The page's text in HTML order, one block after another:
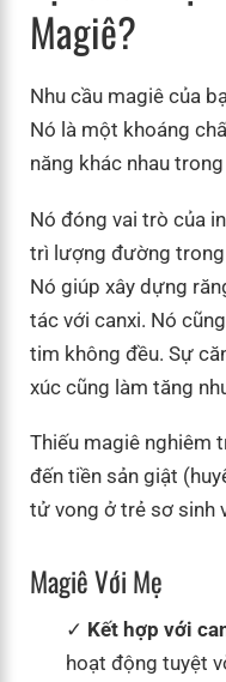
Magiê?
Nhu cầu magiê của
Nó là một khoáng
năng khác nhau
Nó đóng vai trò của
trì lượng đường
Nó giúp xây dựng
tác với canxi. Nó
tim không đều. Sự
xúc cũng làm tăng
Thiếu magiê nghiêm
đến tiền sản giật
tử vong ở trẻ sơ sinh
Magiê Với Mẹ
Kết hợp với
hoạt động tuyệt